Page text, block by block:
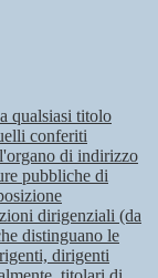
qualsiasi titolo
conferiti
di indirizzo
pubbliche di
dirigenziali (da
distinguano le
dirigenti